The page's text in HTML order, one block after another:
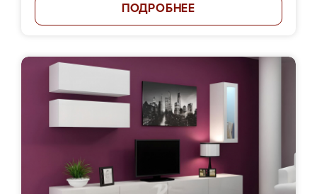
ПОДРОБНЕЕ